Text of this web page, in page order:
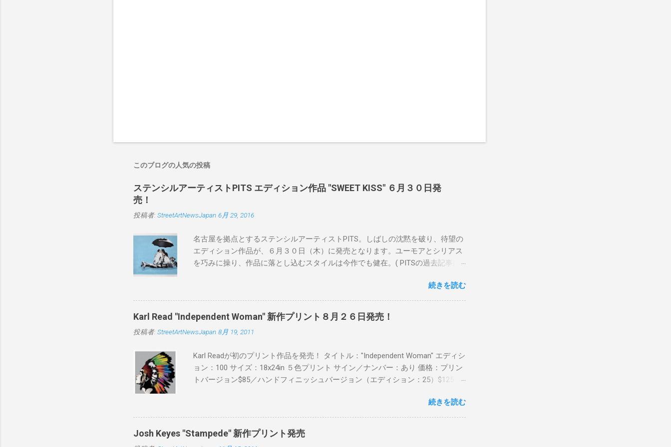
このブログの人気の投稿
ステンシルアーティストPITS エディション作品 "SWEET KISS" ６月３０日発
売！
投稿者: StreetArtNewsJapan 6月 29, 2016
名古屋を拠点とするステンシルアーティストPITS。しばしの沈黙を破り、待望の
エディション作品が、６月３０日（木）に発売となります。ユーモアとシリアス
を巧みに操り、作品に落とし込むスタイルは今作でも健在。( PITSの過去記事は
BLUE/MINT GREEN/PINK/YELLOW エディション：各色５ サイズ：800mm ×
550mm 価格：¥16,000(¥17,280) 購入は、 こちら から
続きを読む
Karl Read "Independent Woman" 新作プリント８月２６日発売！
投稿者: StreetArtNewsJapan 8月 19, 2011
Karl Readが初のプリント作品を発売！ タイトル："Independent Woman" エディシ
ョン：100 サイズ：18x24in ５色プリント サイン／ナンバー：あり 価格：プリン
トバージョン$85／ハンドフィニッシュバージョン（エディション：25）$125 購
続きを読む
Josh Keyes "Stampede" 新作プリント発売